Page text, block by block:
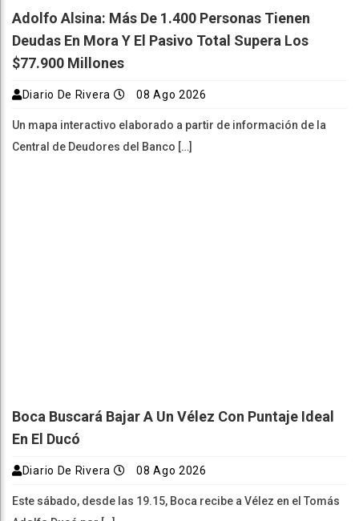
Adolfo Alsina: Más De 1.400 Personas Tienen
Deudas En Mora Y El Pasivo Total Supera Los
$77.900 Millones
Diario De Rivera 08 Ago 2026
Un mapa interactivo elaborado a partir de información de la
Central de Deudores del Banco […]
Boca Buscará Bajar A Un Vélez Con Puntaje Ideal
En El Ducó
Diario De Rivera 08 Ago 2026
Este sábado, desde las 19.15, Boca recibe a Vélez en el Tomás